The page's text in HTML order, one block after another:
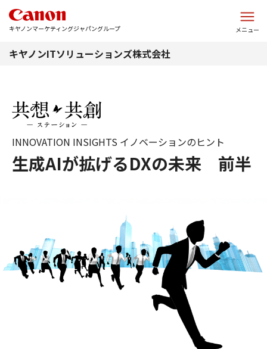
キヤノンマーケティングジャパングループ メニュー
キヤノンITソリューションズ株式会社
生成AIが拡げるDXの未来 前半
INNOVATION INSIGHTS イノベーションのヒント